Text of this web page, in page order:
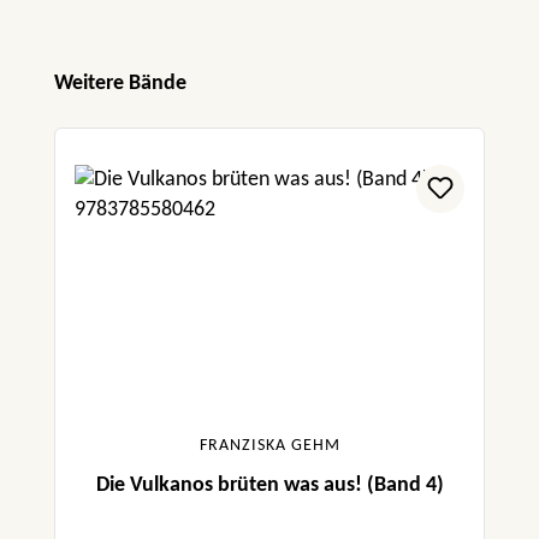
Produktgalerie überspringen
Weitere Bände
FRANZISKA GEHM
Die Vulkanos brüten was aus! (Band 4)